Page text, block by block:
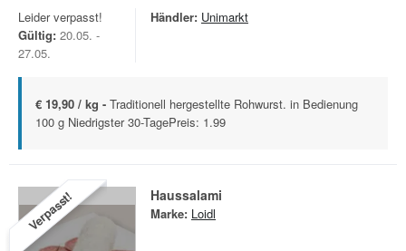
Leider verpasst!
Gültig: 20.05. -
27.05.
Händler: Unimarkt
€ 19,90 / kg - Traditionell hergestellte Rohwurst. in Bedienung
100 g Niedrigster 30-TagePreis: 1.99
Verpasst! Haussalami
Marke: Loidl